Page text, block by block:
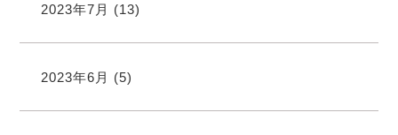
2023年7月 (13)
2023年6月 (5)